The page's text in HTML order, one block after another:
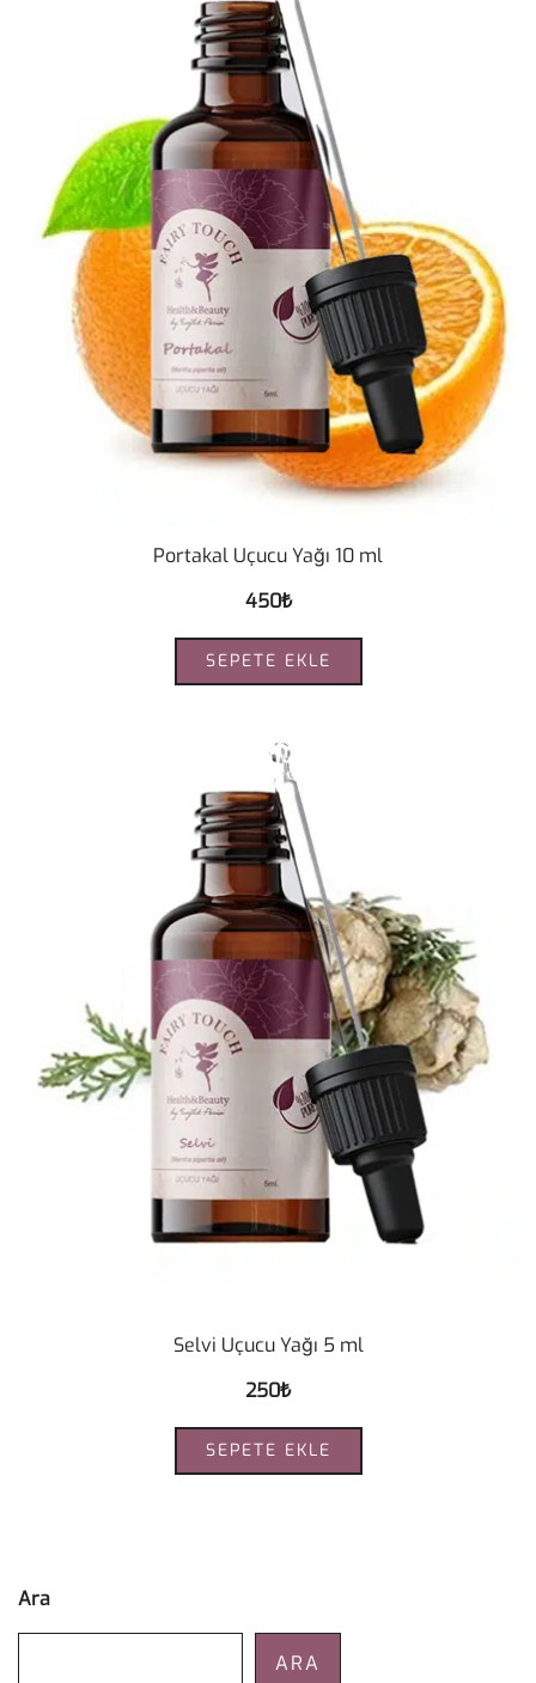
Portakal Uçucu Yağı 10 ml
450₺
SEPETE EKLE
Selvi Uçucu Yağı 5 ml
250₺
SEPETE EKLE
Ara
ARA